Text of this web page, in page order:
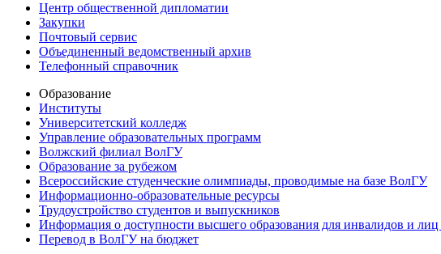
Центр общественной дипломатии
Закупки
Почтовый сервис
Объединенный ведомственный архив
Телефонный справочник
Образование
Институты
Университетский колледж
Управление образовательных программ
Волжский филиал ВолГУ
Образование за рубежом
Всероссийские студенческие олимпиады, проводимые на базе ВолГУ
Информационно-образовательные ресурсы
Трудоустройство студентов и выпускников
Информация о доступности высшего образования для инвалидов и
Перевод в ВолГУ на бюджет